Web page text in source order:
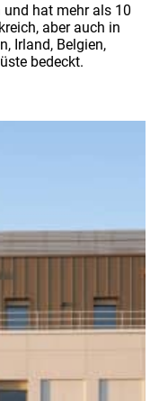
und hat mehr als 10
aber auch in
Irland, Belgien,
bedeckt.